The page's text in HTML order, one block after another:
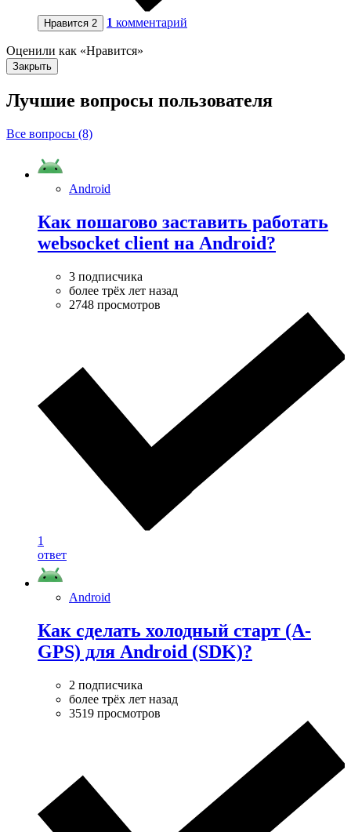
Нравится 2 1 комментарий
Оценили как «Нравится»
Закрыть
Лучшие вопросы пользователя
Все вопросы (8)
Android
Как пошагово заставить работать
websocket client на Android?
3 подписчика
более трёх лет назад
2748 просмотров
1
ответ
Android
Как сделать холодный старт (A-
GPS) для Android (SDK)?
2 подписчика
более трёх лет назад
3519 просмотров